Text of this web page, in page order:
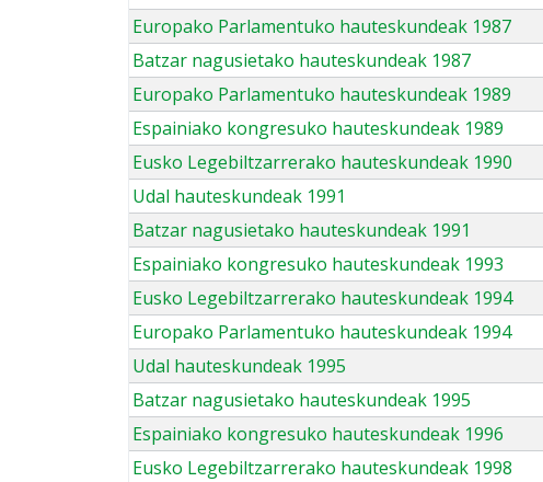
Europako Parlamentuko hauteskundeak 1987
Batzar nagusietako hauteskundeak 1987
Europako Parlamentuko hauteskundeak 1989
Espainiako kongresuko hauteskundeak 1989
Eusko Legebiltzarrerako hauteskundeak 1990
Udal hauteskundeak 1991
Batzar nagusietako hauteskundeak 1991
Espainiako kongresuko hauteskundeak 1993
Eusko Legebiltzarrerako hauteskundeak 1994
Europako Parlamentuko hauteskundeak 1994
Udal hauteskundeak 1995
Batzar nagusietako hauteskundeak 1995
Espainiako kongresuko hauteskundeak 1996
Eusko Legebiltzarrerako hauteskundeak 1998